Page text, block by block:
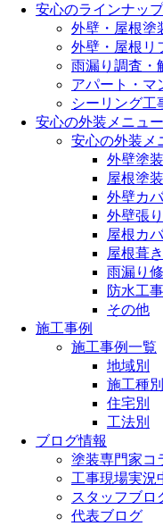
安心のラインナップ
外壁・屋根塗
外壁・屋根リ
雨漏り調査・
アパート・マ
シーリング工
安心の外装メニュー
安心の外装メ
外壁塗装
屋根塗装
外壁カ
外壁張
屋根カ
屋根葺
雨漏り
防水工事
その他
施工事例
施工事例一覧
地域別
施工種別
住宅別
工法別
ブログ情報
塗装専門家コ
工事現場実況
スタッフブロ
代表ブログ